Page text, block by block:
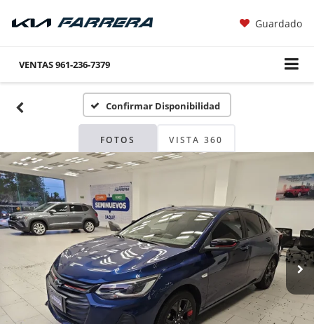
Guardado
VENTAS961-236-7379
Confirmar Disponibilidad
FOTOS VISTA 360